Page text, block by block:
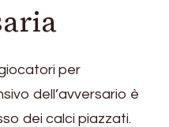
per
dell’avversario è
dei calci piazzati.